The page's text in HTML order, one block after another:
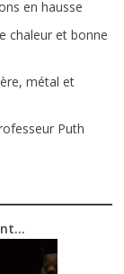
en hausse
chaleur et bonne
métal et
Puth